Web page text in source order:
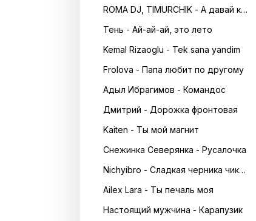
ROMA DJ, TIMURCHIK - А давай кружитись в танці
Тень - Ай-ай-ай, это лето
Kemal Rizaoglu - Tek sana yandim
Frolova - Папа любит по другому
Адыл Ибрагимов - Командос
Дмитрий - Дорожка фронтовая
Kaiten - Ты мой магнит
Снежинка Северянка - Русалочка
Nichyibro - Сладкая черника чика чика
Ailex Lara - Ты печаль моя
Настоящий мужчина - Карапузик